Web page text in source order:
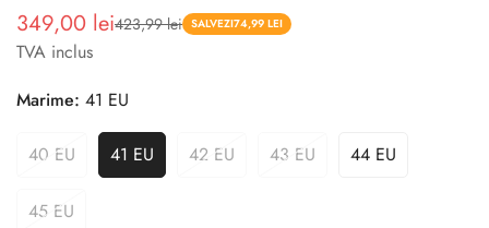
Pret
redus
349,00 lei
Pret 423,99 lei SALVEZI74,99 LEI
TVA inclus
Marime: 41 EU
40 EU 41 EU 42 EU 43 EU 44 EU
45 EU